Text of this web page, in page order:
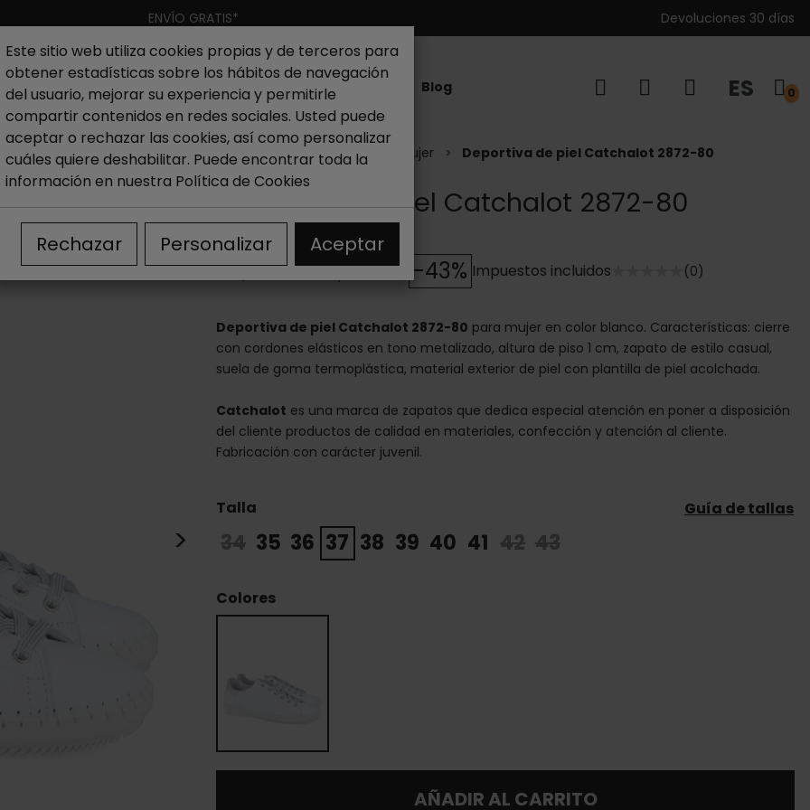
ENVÍO GRATIS* Devoluciones 30 días
Hombre Niño Nueva colección Outlet Marcas Blog ES 0
Outlet Zapatillas mujer Outlet Zapatillas sneakers mujer Deportiva de piel Catchalot 2872-80
>
Deportiva de piel Catchalot 2872-80
39,95 € 69,95 € -43% Impuestos incluidos (0)
Deportiva de piel Catchalot 2872-80 para mujer en color blanco. Características: cierre
con cordones elásticos en tono metalizado, altura de piso 1 cm, zapato de estilo casual,
suela de goma termoplástica, material exterior de piel con plantilla de piel acolchada.
Catchalot es una marca de zapatos que dedica especial atención en poner a disposición
del cliente productos de calidad en materiales, confección y atención al cliente.
Fabricación con carácter juvenil.
Talla Guía de tallas
34 35 36 37 38 39 40 41 42 43
Colores
AÑADIR AL CARRITO
Este sitio web utiliza cookies propias y de terceros para
obtener estadísticas sobre los hábitos de navegación
del usuario, mejorar su experiencia y permitirle
compartir contenidos en redes sociales. Usted puede
aceptar o rechazar las cookies, así como personalizar
cuáles quiere deshabilitar. Puede encontrar toda la
información en nuestra Política de Cookies
Rechazar Personalizar Aceptar